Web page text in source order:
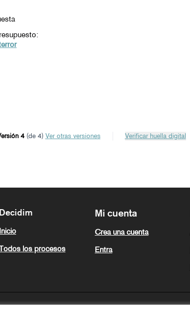
4(de 4) ver otras versiones Verificar huella digital
Decidim
Inicio
los procesos
Mi cuenta
Crea una cuenta
Entra